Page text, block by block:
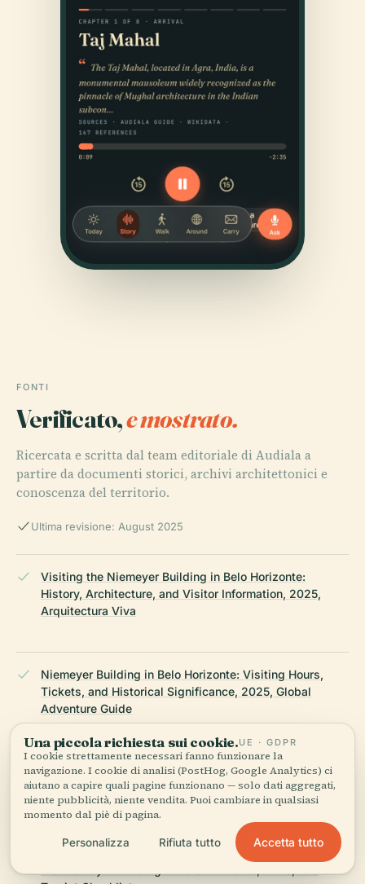
FONTI
Verificato,e mostrato.
Ricercata e scritta dal team editoriale di Audiala a
partire da documenti storici, archivi architettonici e
conoscenza del territorio.
Ultima revisione: August 2025
Visiting the Niemeyer Building in Belo Horizonte:
History, Architecture, and Visitor Information, 2025,
Arquitectura Viva
Niemeyer Building in Belo Horizonte: Visiting Hours,
Tickets, and Historical Significance, 2025, Global
Adventure Guide
Niemeyer Building Visiting Hours, Tickets, and Guide to
Belo Horizonte Historical Sites, 2025, Tempoutil
Practical Visitor Information and Nearby Attractions for
the Niemeyer Building in Belo Horizonte, 2025, The
Una piccola richiesta sui cookie.UE · GDPR
I cookie strettamente necessari fanno funzionare la
navigazione. I cookie di analisi (PostHog, Google Analytics) ci
aiutano a capire quali pagine funzionano — solo dati aggregati,
niente pubblicità, niente vendita. Puoi cambiare in qualsiasi
momento dal piè di pagina.
Personalizza Rifiuta tutto Accetta tutto